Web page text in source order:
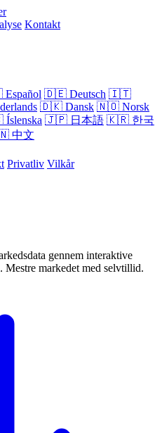
Kontakt
Español 🇩🇪 Deutsch 🇮🇹
🇩🇰 Dansk 🇳🇴 Norsk
Íslenska 🇯🇵 日本語 🇰🇷 한국
中文
Privatliv Vilkår
gennem interaktive
markedet med selvtillid.